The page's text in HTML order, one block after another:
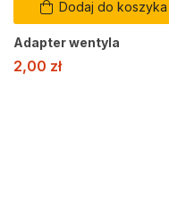
Dodaj do koszyka
Adapter wentyla
2,00 zł